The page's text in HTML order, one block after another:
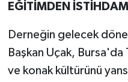
EĞİTİMDEN
Derneğin gelecek
Başkan Uçak,
ve konak kültürünü